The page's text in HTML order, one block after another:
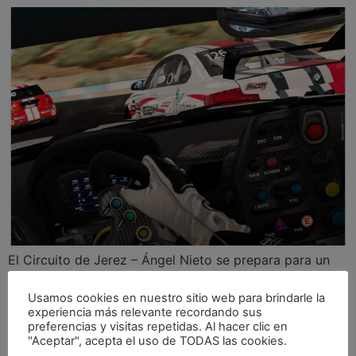
El Circuito de Jerez – Ángel Nieto se prepara para un
alto del 24 al 26 de mayo de 2024, en una cita que
combinará la segunda ronda de la Copa Racer 2024
con un evento de sabor internacional: el Jerez Classic,
Usamos cookies en nuestro sitio web para brindarle la
experiencia más relevante recordando sus
preferencias y visitas repetidas. Al hacer clic en
"Aceptar", acepta el uso de TODAS las cookies.